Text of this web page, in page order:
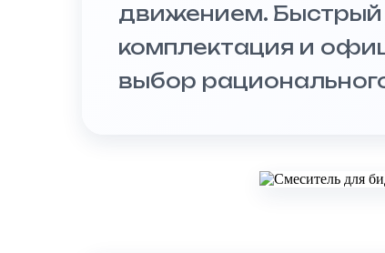
движением.
комплектация и
выбор